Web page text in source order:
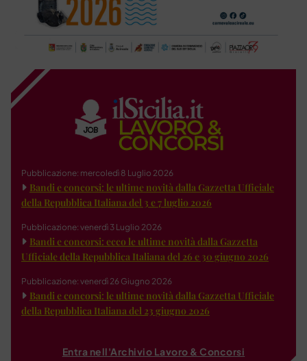
Pubblicazione: mercoledì 8 Luglio 2026
Bandi e concorsi: le ultime novità dalla Gazzetta Ufficiale
della Repubblica Italiana del 3 e 7 luglio 2026
Pubblicazione: venerdì 3 Luglio 2026
Bandi e concorsi: ecco le ultime novità dalla Gazzetta
Ufficiale della Repubblica Italiana del 26 e 30 giugno 2026
Pubblicazione: venerdì 26 Giugno 2026
Bandi e concorsi: le ultime novità dalla Gazzetta Ufficiale
della Repubblica Italiana del 23 giugno 2026
Entra nell'Archivio Lavoro & Concorsi